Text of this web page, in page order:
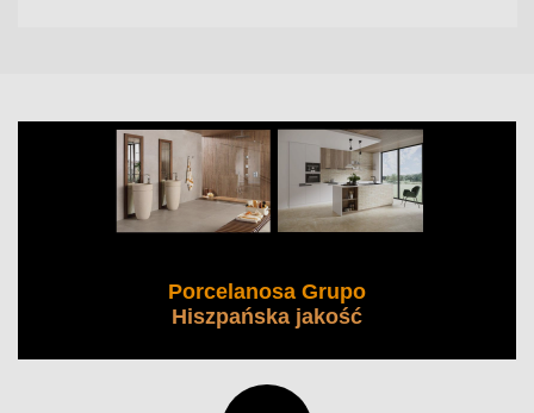
Porcelanosa Grupo
Hiszpańska jakość